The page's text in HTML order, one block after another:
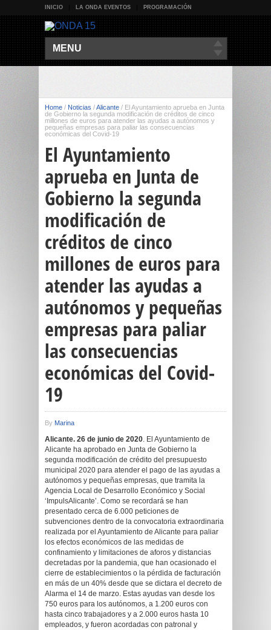
INICIO LA ONDA EVENTOS PROGRAMACIÓN
MENU
Home / Noticias /Alicante / El Ayuntamiento aprueba en Junta
de Gobierno la segunda modificación de créditos de cinco
millones de euros para atender las ayudas a autónomos y
pequeñas empresas para paliar las consecuencias
económicas del Covid-19
El Ayuntamiento
aprueba en Junta de
Gobierno la segunda
modificación de
créditos de cinco
millones de euros para
atender las ayudas a
autónomos y pequeñas
empresas para paliar
las consecuencias
económicas del Covid-
19
By Marina
Alicante. 26 de junio de 2020. El Ayuntamiento de
Alicante ha aprobado en Junta de Gobierno la
segunda modificación de crédito del presupuesto
municipal 2020 para atender el pago de las ayudas a
autónomos y pequeñas empresas, que tramita la
Agencia Local de Desarrollo Económico y Social
‘ImpulsAlicante’. Como se recordará se han
presentado cerca de 6.000 peticiones de
subvenciones dentro de la convocatoria extraordinaria
realizada por el Ayuntamiento de Alicante para paliar
los efectos económicos de las medidas de
confinamiento y limitaciones de aforos y distancias
decretadas por la pandemia, que han ocasionado el
cierre de establecimientos o la pérdida de facturación
en más de un 40% desde que se dictara el decreto de
Alarma el 14 de marzo. Estas ayudas van desde los
750 euros para los autónomos, a 1.200 euros con
hasta cinco trabajadores y a 2.000 euros hasta 10
empleados, y fueron acordadas con patronal y